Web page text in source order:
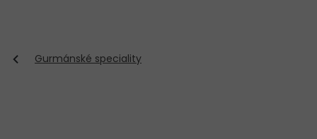
Gurmánské speciality